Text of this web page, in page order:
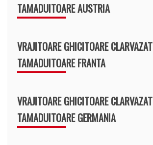
TAMADUITOARE AUSTRIA
VRAJITOARE GHICITOARE
TAMADUITOARE FRANTA
VRAJITOARE GHICITOARE
TAMADUITOARE GERMANIA